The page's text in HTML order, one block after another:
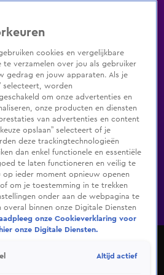
Zenders Genres
inlogShop
Programma's De Bondgenoten
Shop
Dance
groepsdans | Finaleshow
cookies en vergelijkbare
te verzamelen over jou als gebruiker
gedrag en jouw apparaten. Als je
selecteert, worden
om onze advertenties en
onze producten en diensten
van advertenties en content
opslaan” selecteert of je
deze trackingtechnologieën
dan enkel functionele en essentiële
te laten functioneren en veilig te
op ieder moment opnieuw openen
om je toestemming in te trekken
onder aan de webpagina te
overal binnen onze Digitale Diensten
onze Cookieverklaring voor
onze Digitale Diensten.
Altijd actief